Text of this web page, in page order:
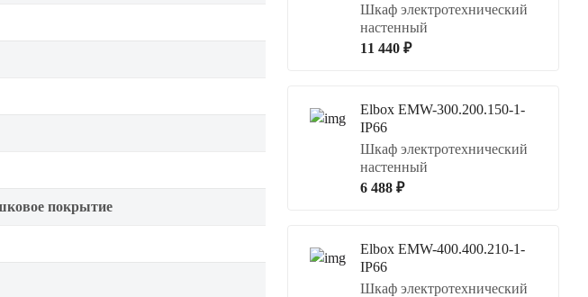
покрытие
Шкаф электротехнический
настенный
11 440 ₽
Elbox EMW-300.200.150-1-
IP66
Шкаф электротехнический
настенный
6 488 ₽
Elbox EMW-400.400.210-1-
IP66
Шкаф электротехнический